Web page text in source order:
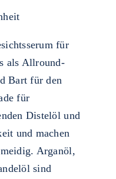
für
als Allround-
Bart für den
für
Distelöl und
und machen
Arganöl,
sind